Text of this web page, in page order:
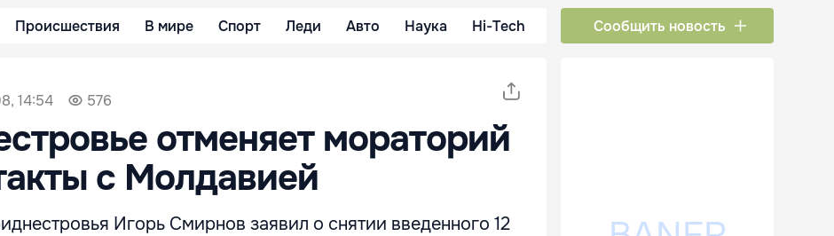
Происшествия В мире Спорт Леди Авто Наука Hi-Tech Сообщить новость
14:54 576
отменяет мораторий
с Молдавией
Игорь Смирнов заявил о снятии введенного 12